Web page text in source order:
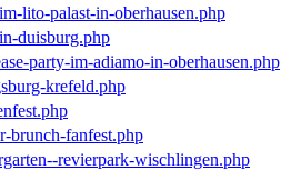
lito-palast-in-oberhausen.php
duisburg.php
party-im-adiamo-in-oberhausen.php
krefeld.php
brunch-fanfest.php
revierpark-wischlingen.php